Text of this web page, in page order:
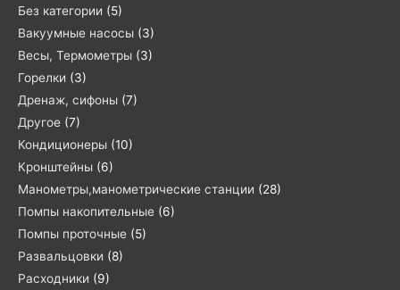
Без категории (5)
Вакуумные насосы (3)
Весы, Термометры (3)
Горелки (3)
Дренаж, сифоны (7)
Другое (7)
Кондиционеры (10)
Кронштейны (6)
Манометры,манометрические станции (28)
Помпы накопительные (6)
Помпы проточные (5)
Развальцовки (8)
Расходники (9)